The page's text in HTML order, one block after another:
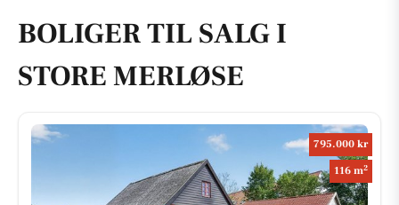
BOLIGER TIL SALG I
STORE MERLØSE
795.000 kr
116 m2